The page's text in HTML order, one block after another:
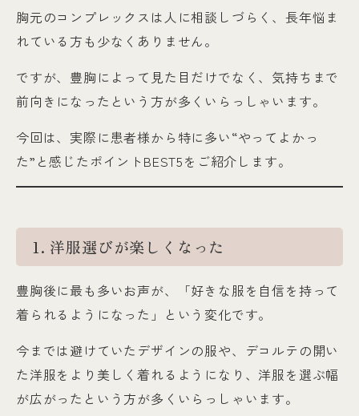
胸元のコンプレックスは人に相談しづらく、長年悩ま
れている方も少なくありません。
ですが、豊胸によって見た目だけでなく、気持ちまで
前向きになったという方が多くいらっしゃいます。
今回は、実際に患者様から特に多い“やってよかっ
た”と感じたポイントBEST5をご紹介します。
1. 洋服選びが楽しくなった
豊胸後に最も多いお声が、「好きな服を自信を持って
着られるようになった」という変化です。
今までは避けていたデザインの服や、デコルテの開い
た洋服をより美しく着れるようになり、洋服を選ぶ幅
が広がったという方が多くいらっしゃいます。